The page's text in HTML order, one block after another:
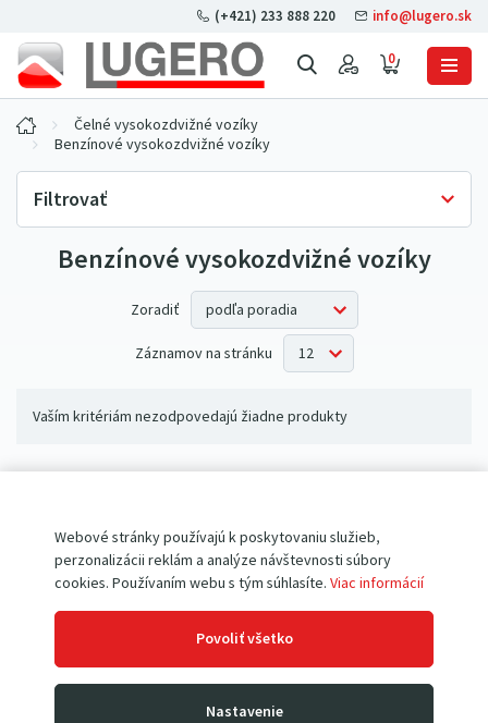
Webové stránky používajú k poskytovaniu služieb,
perzonalizácii reklám a analýze návštevnosti súbory
cookies. Používaním webu s tým súhlasíte. Viac informácií
Povoliť všetko
Nastavenie
0
(+421) 233 888 220 info@lugero.sk
Čelné vysokozdvižné vozíky
Benzínové vysokozdvižné vozíky
Filtrovať
Skladová dostupnosť
Benzínové vysokozdvižné vozíky
Zoradiť
Záznamov na stránku
Vaším kritériám nezodpovedajú žiadne produkty
Paletové vozíky Vysokozdvižné vozíky